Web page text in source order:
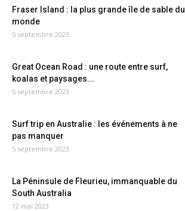
Fraser Island : la plus grande île de sable du
monde
5 septembre 2023
Great Ocean Road : une route entre surf,
koalas et paysages...
5 septembre 2023
Surf trip en Australie : les événements à ne
pas manquer
5 septembre 2023
La Péninsule de Fleurieu, immanquable du
South Australia
12 mai 2023